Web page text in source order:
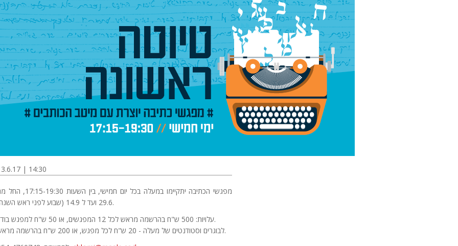
| 14:30
מפגשי הכתיבה יתקיימו במעלה בכל יום חמישי, בין השעות 17:15-
29.6 ועד ל 14.9 (שבוע לפני ראש השנה).
עלויות: 500 ש"ח בהרשמה מראש לכל 12 המפגשים, או 50 ש"ח למפגש בודד.
לבוגרים וסטודנטים של מעלה - 20 ש"ח לכל מפגש, או 200 ש"ח בהרשמה מראש.